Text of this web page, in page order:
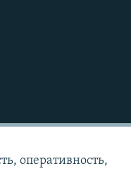
оперативность,